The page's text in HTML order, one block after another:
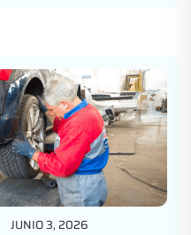
JUNIO 3, 2026